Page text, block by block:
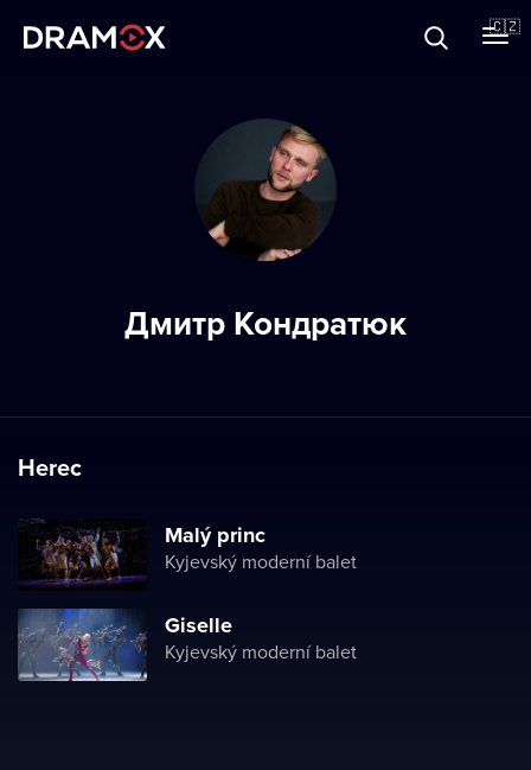
🇨🇿
Дмитр Кондратюк
Herec
Malý princ
Kyjevský moderní balet
Giselle
Kyjevský moderní balet